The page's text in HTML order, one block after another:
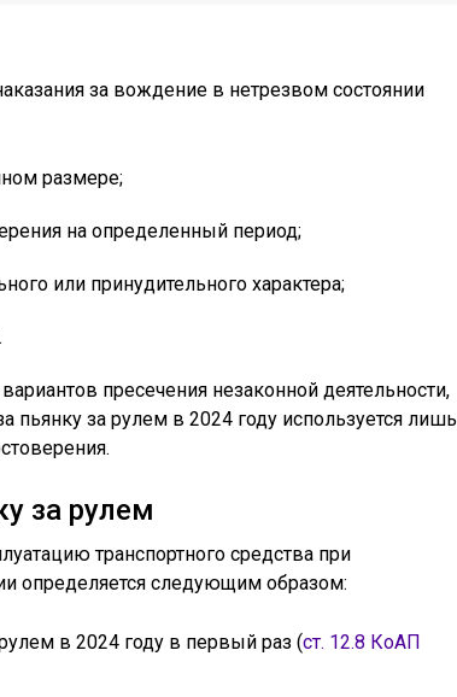
за вождение в нетрезвом состоянии
размере;
на определенный период;
или принудительного характера;
пресечения незаконной деятельности,
пьянку за рулем в 2024 году используется лишь
за рулем
транспортного средства при
определяется следующим образом:
в 2024 году в первый раз (ст. 12.8 КоАП